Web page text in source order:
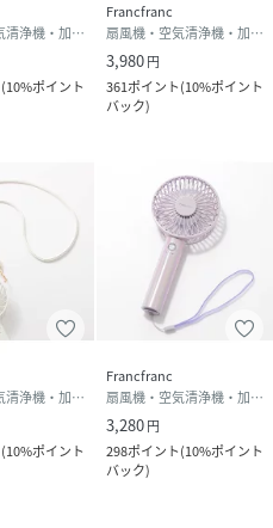
扇風機・空気清浄機・加湿器
(10%ポイント
Francfranc
扇風機・空気清浄機・加湿器
3,980円
361ポイント(10%ポイント
バック)
扇風機・空気清浄機・加湿器
(10%ポイント
Francfranc
扇風機・空気清浄機・加湿器
3,280円
298ポイント(10%ポイント
バック)